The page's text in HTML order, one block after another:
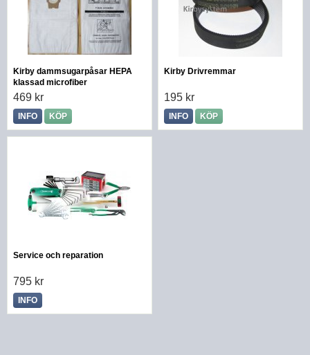
Kirby dammsugarpåsar HEPA
klassad microfiber
469 kr
INFO KÖP
Kirby Drivremmar
195 kr
INFO KÖP
Service och reparation
795 kr
INFO